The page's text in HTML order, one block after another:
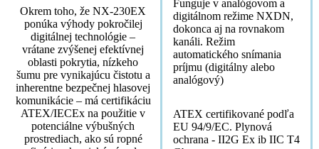
Okrem toho, že NX-230EX
ponúka výhody pokročilej
digitálnej technológie –
vrátane zvýšenej efektívnej
oblasti pokrytia, nízkeho
šumu pre vynikajúcu čistotu a
inherentne bezpečnej hlasovej
komunikácie – má certifikáciu
ATEX/IECEx na použitie v
potenciálne výbušných
prostrediach, ako sú ropné
Funguje v analógovom a
digitálnom režime NXDN,
dokonca aj na rovnakom
kanáli. Režim
automatického snímania
príjmu (digitálny alebo
analógový)
ATEX certifikované podľa
EU 94/9/EC. Plynová
ochrana - II2G Ex ib IIC T4